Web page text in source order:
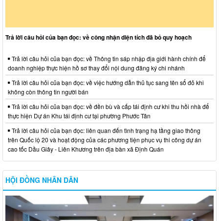
Trả lời câu hỏi của bạn đọc: về công nhận diện tích đã bỏ quy hoạch
Trả lời câu hỏi của bạn đọc: về Thông tin sáp nhập địa giới hành chính để
doanh nghiệp thực hiện hồ sơ thay đổi nội dung đăng ký chi nhánh
Trả lời câu hỏi của bạn đọc: về việc hướng dẫn thủ tục sang tên sổ đỏ khi
không còn thông tin người bán
Trả lời câu hỏi của bạn đọc: về đền bù và cấp tái định cư khi thu hồi nhà để
thực hiện Dự án Khu tái định cư tại phường Phước Tân
Trả lời câu hỏi của bạn đọc: liên quan đến tình trạng hạ tầng giao thông
trên Quốc lộ 20 và hoạt động của các phương tiện phục vụ thi công dự án
cao tốc Dầu Giây - Liên Khương trên địa bàn xã Định Quán
HỘI ĐỒNG NHÂN DÂN